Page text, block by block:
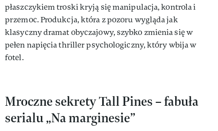
płaszczykiem troski kryją się manipulacja, kontrola i
przemoc. Produkcja, która z pozoru wygląda jak
klasyczny dramat obyczajowy, szybko zmienia się w
pełen napięcia thriller psychologiczny, który wbija w
fotel.
Mroczne sekrety Tall Pines – fabuła
serialu „Na marginesie”